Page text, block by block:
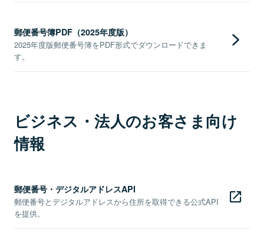
郵便番号簿PDF（2025年度版）
2025年度版郵便番号簿をPDF形式でダウンロードできま
す。
ビジネス・法人のお客さま向け
情報
郵便番号・デジタルアドレスAPI
郵便番号とデジタルアドレスから住所を取得できる公式API
を提供。